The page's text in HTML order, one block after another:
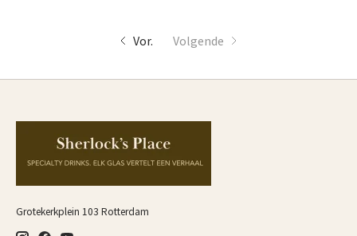
Vor. Volgende
Grotekerkplein 103 Rotterdam